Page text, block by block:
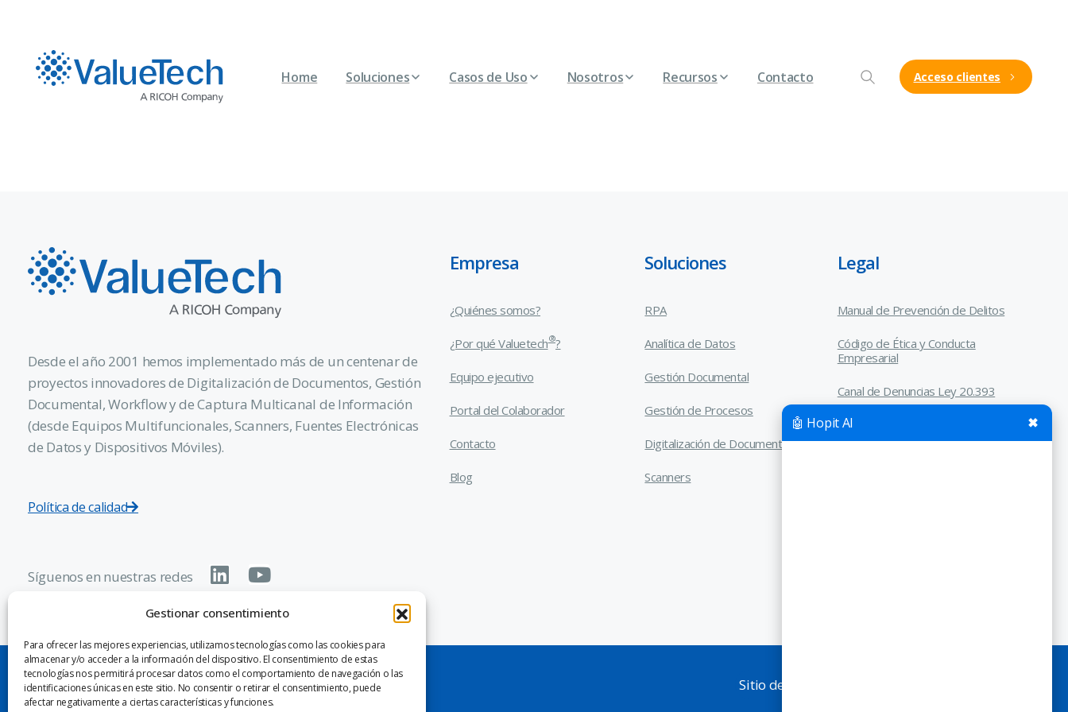
Gestionar consentimiento
Para ofrecer las mejores experiencias, utilizamos tecnologías como las cookies para
almacenar y/o acceder a la información del dispositivo. El consentimiento de estas
tecnologías nos permitirá procesar datos como el comportamiento de navegación o las
identificaciones únicas en este sitio. No consentir o retirar el consentimiento, puede
afectar negativamente a ciertas características y funciones.
🤖 Hopit AI ✖
Home Soluciones Casos de Uso Nosotros Recursos Contacto Acceso clientes
Desde el año 2001 hemos implementado más de un centenar de
proyectos innovadores de Digitalización de Documentos, Gestión
Documental, Workflow y de Captura Multicanal de Información
(desde Equipos Multifuncionales, Scanners, Fuentes Electrónicas
de Datos y Dispositivos Móviles).
Política de calidad
Síguenos en nuestras redes
Empresa
¿Quiénes somos?
¿Por qué Valuetech®?
Equipo ejecutivo
Portal del Colaborador
Contacto
Blog
Soluciones
RPA
Analítica de Datos
Gestión Documental
Gestión de Procesos
Digitalización de Documentos
Scanners
Legal
Manual de Prevención de Delitos
Código de Ética y Conducta
Empresarial
Canal de Denuncias Ley 20.393
© 2026 Valuetech®S.A. - A Ricoh Company Sitio desarrollado y diseñado por